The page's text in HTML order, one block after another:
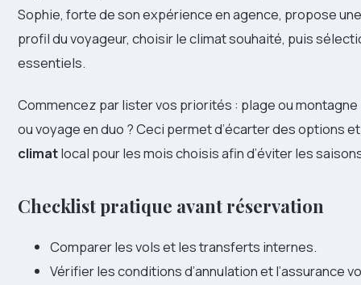
Sophie, forte de son expérience en agence, propose
profil du voyageur, choisir le climat souhaité, puis
essentiels.
Commencez par lister vos priorités : plage ou
ou voyage en duo ? Ceci permet d’écarter des options
climatlocal pour les mois choisis afin d’éviter les
Checklist pratique avant réservation
Comparer les vols et les transferts internes.
Vérifier les conditions d’annulation et l’assurance